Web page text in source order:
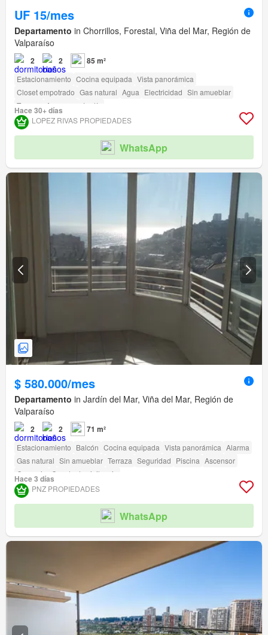
UF 15/mes
Departamento in Chorrillos, Forestal, Viña del Mar, Región de
Valparaíso
2 2 85 m²
Estacionamiento Cocina equipada Vista panorámica
Closet empotrado Gas natural Agua Electricidad Sin amueblar
Terraza
Ascensor Jardín
Hace 30+ días
LOPEZ RIVAS PROPIEDADES
WhatsApp
$ 580.000/mes
Departamento in Jardín del Mar, Viña del Mar, Región de
Valparaíso
2 2 71 m²
Estacionamiento Balcón Cocina equipada Vista panorámica Alarma
Gas natural Sin amueblar Terraza Seguridad Piscina Ascensor
Conserje
Caseta de vigilancia
Acceso para personas con discapacidad
Hace 3 días
PNZ PROPIEDADES
WhatsApp